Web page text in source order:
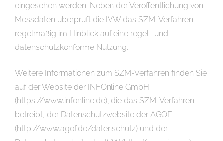
eingesehen werden. Neben der Veröffentlichung von
Messdaten überprüft die IVW das SZM-Verfahren
regelmäßig im Hinblick auf eine regel- und
datenschutzkonforme Nutzung.
Weitere Informationen zum SZM-Verfahren finden Sie
auf der Website der INFOnline GmbH
(https://www.infonline.de), die das SZM-Verfahren
betreibt, der Datenschutzwebsite der AGOF
(http://www.agof.de/datenschutz) und der